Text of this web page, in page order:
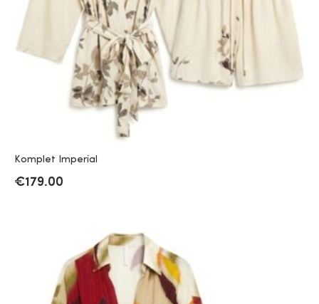
Komplet Imperial
€179.00